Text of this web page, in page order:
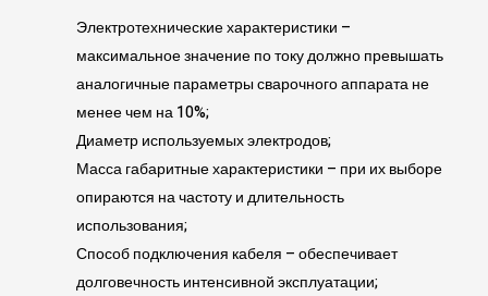
Электротехнические характеристики –
максимальное значение по току должно превышать
аналогичные параметры сварочного аппарата не
менее чем на 10%;
Диаметр используемых электродов;
Масса габаритные характеристики – при их выборе
опираются на частоту и длительность
использования;
Способ подключения кабеля – обеспечивает
долговечность интенсивной эксплуатации;